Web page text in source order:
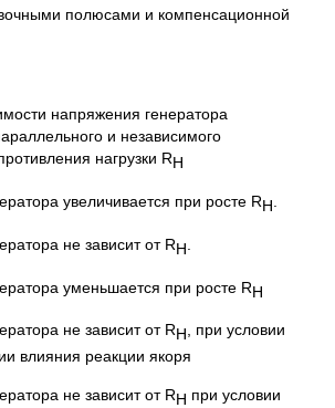
полюсами и компенсационной
напряжения генератора
и независимого
нагрузки RН
увеличивается при росте RН
не зависит от RН
уменьшается при росте RН
не зависит от RН, при условии
влияния реакции якоря
не зависит от RН при условии